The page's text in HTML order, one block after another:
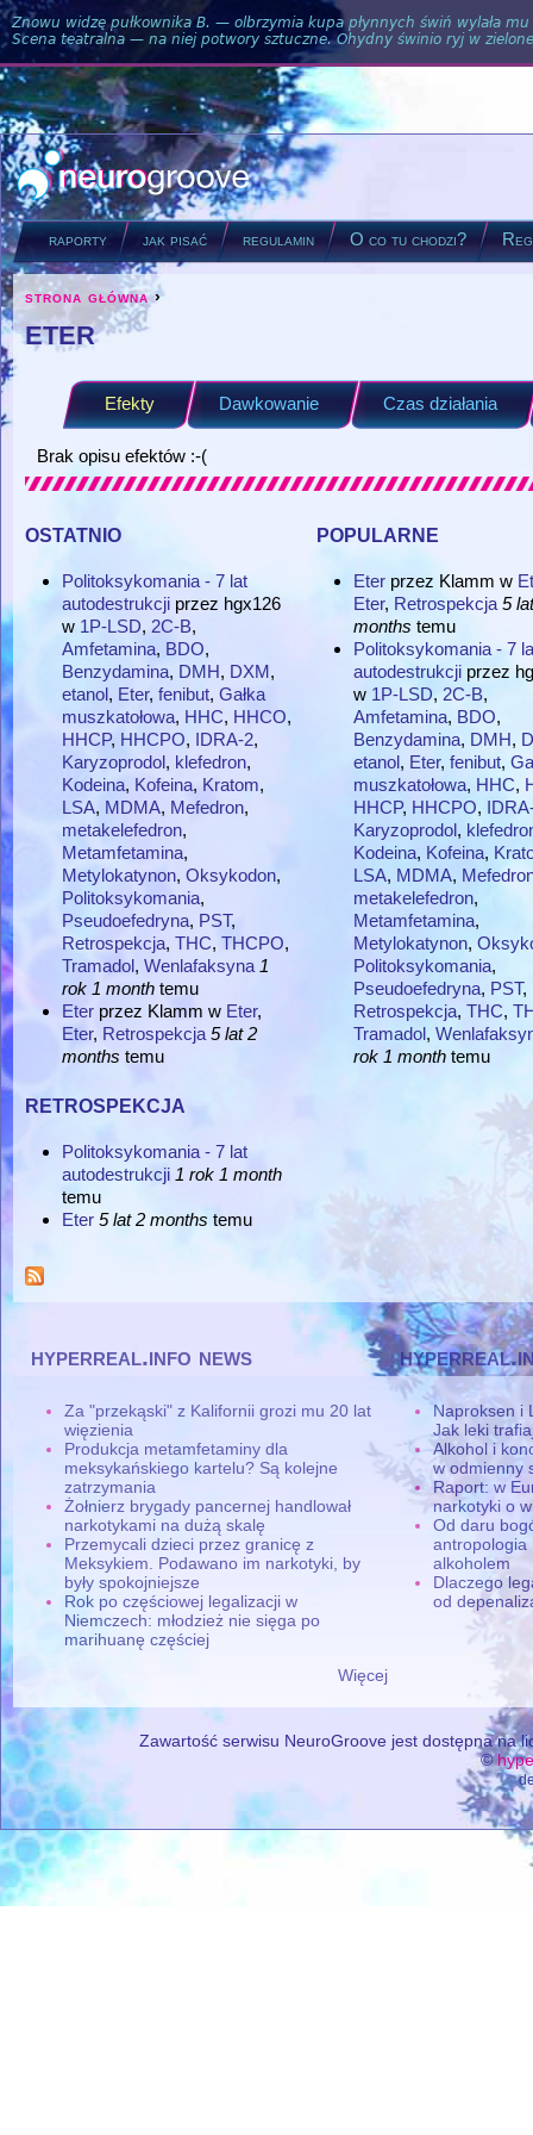
Znowu widzę pułkownika B. — olbrzymia kupa płynnych świń wylała
Scena teatralna — na niej potwory sztuczne. Ohydny świnio ryj w
raporty jak pisać regulamin O co tu chodzi?
you are here
strona główna›
eter
Efekty Dawkowanie Czas działania
Brak opisu efektów :-(
ostatnio
Politoksykomania - 7 lat
autodestrukcji przez hgx126
w 1P-LSD, 2C-B,
Amfetamina, BDO,
Benzydamina, DMH, DXM,
etanol, Eter, fenibut, Gałka
muszkatołowa, HHC, HHCO,
HHCP, HHCPO, IDRA-2,
Karyzoprodol, klefedron,
Kodeina, Kofeina, Kratom,
LSA, MDMA, Mefedron,
metakelefedron,
Metamfetamina,
Metylokatynon, Oksykodon,
Politoksykomania,
Pseudoefedryna, PST,
Retrospekcja, THC, THCPO,
Tramadol, Wenlafaksyna 1
rok 1 monthtemu
Eter przez Klamm w Eter,
Eter, Retrospekcja 5 lat 2
months temu
retrospekcja
Politoksykomania - 7 lat
autodestrukcji 1 rok 1 month
temu
Eter 5 lat 2 months temu
popularne
Eter przez Klamm w
Eter, Retrospekcja 5
months temu
Politoksykomania - 7
autodestrukcji przez
w 1P-LSD, 2C-B,
Amfetamina, BDO,
Benzydamina, DMH,
etanol, Eter, fenibut,
muszkatołowa, HHC,
HHCP, HHCPO,
Karyzoprodol,
Kodeina, Kofeina,
LSA, MDMA,
metakelefedron,
Metamfetamina,
Metylokatynon,
Politoksykomania,
Pseudoefedryna, PST,
Retrospekcja, THC,
Tramadol,
rok 1 monthtemu
hyperreal.info news
Za "przekąski" z Kalifornii grozi mu 20 lat
więzienia
Produkcja metamfetaminy dla
meksykańskiego kartelu? Są kolejne
zatrzymania
Żołnierz brygady pancernej handlował
narkotykami na dużą skalę
Przemycali dzieci przez granicę z
Meksykiem. Podawano im narkotyki, by
były spokojniejsze
Rok po częściowej legalizacji w
Niemczech: młodzież nie sięga po
marihuanę częściej
Więcej
Naproksen i
Jak leki
Alkohol i
w odmienny
Raport: w
narkotyki o
Od daru
antropologia
alkoholem
Dlaczego
od
Zawartość serwisu NeuroGroove jest dostępna na
©